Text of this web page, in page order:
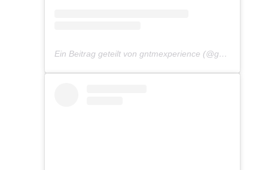
Ein Beitrag geteilt von gntmexperience (@gntmexperience)